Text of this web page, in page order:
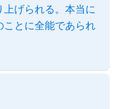
げられる。本当に
ことに全能であられ